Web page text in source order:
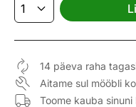
14 päeva raha
Aitame sul mööbli
Toome kauba